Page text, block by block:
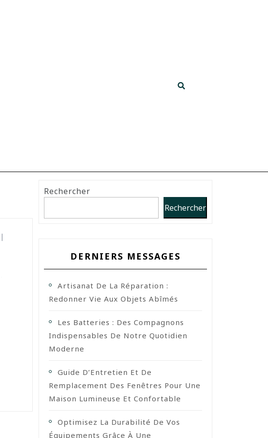
|
Rechercher
Rechercher
DERNIERS MESSAGES
Artisanat De La Réparation :
Redonner Vie Aux Objets Abîmés
Les Batteries : Des Compagnons
Indispensables De Notre Quotidien
Moderne
Guide D’Entretien Et De
Remplacement Des Fenêtres Pour Une
Maison Lumineuse Et Confortable
Optimisez La Durabilité De Vos
Équipements Grâce À Une